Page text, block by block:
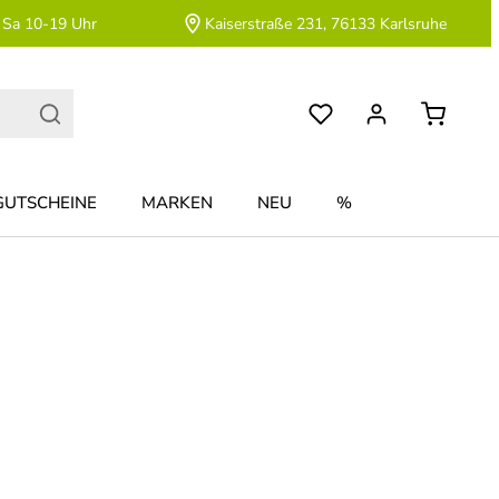
10-19 Uhr Kaiserstraße 231, 76133 Karlsruhe
MARKEN NEU %